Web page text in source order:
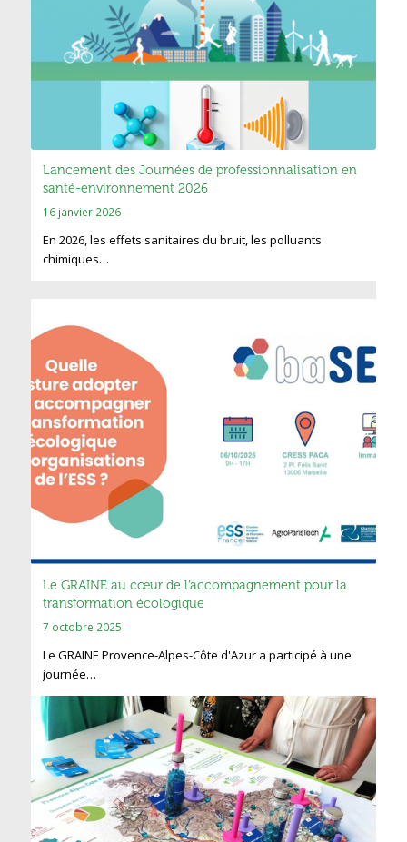
Lancement des Journées de professionnalisation en
santé-environnement 2026
16 janvier 2026
En 2026, les effets sanitaires du bruit, les polluants
chimiques…
Le GRAINE au cœur de l’accompagnement pour la
transformation écologique
7 octobre 2025
Le GRAINE Provence-Alpes-Côte d'Azur a participé à une
journée…